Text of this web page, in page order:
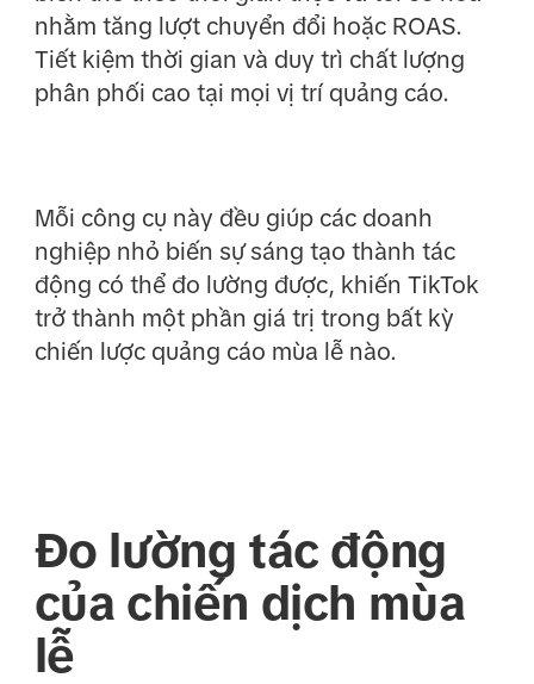
nhằm tăng lượt chuyển đổi hoặc ROAS.
Tiết kiệm thời gian và duy trì chất lượng
phân phối cao tại mọi vị trí quảng cáo.
Mỗi công cụ này đều giúp các doanh
nghiệp nhỏ biến sự sáng tạo thành tác
động có thể đo lường được, khiến TikTok
trở thành một phần giá trị trong bất kỳ
chiến lược quảng cáo mùa lễ nào.
Đo lường tác động
của chiến dịch mùa
lễ